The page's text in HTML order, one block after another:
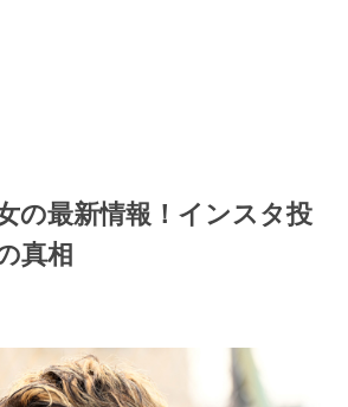
の最新情報！インスタ投
真相